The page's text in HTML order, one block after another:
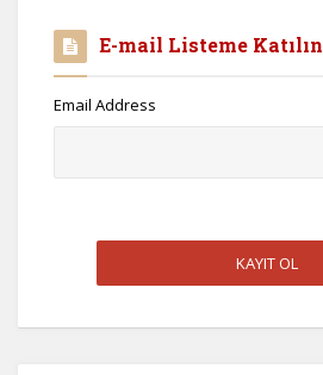
E-mail Listeme Katılın
Email Address